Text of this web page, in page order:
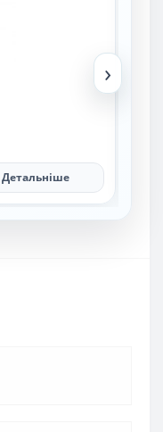
Детальніше
›